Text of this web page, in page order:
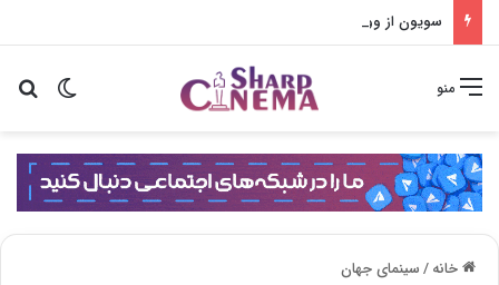
سویون از وولیم جدا شد؛ پایان همکاری با راکت پانچ
تغییر منو
خانه/سینمای جهان